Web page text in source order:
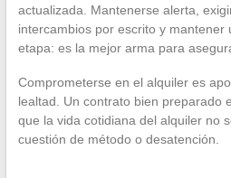
actualizada. Mantenerse alerta,
intercambios por escrito y mantener
etapa: es la mejor arma para
Comprometerse en el alquiler es
lealtad. Un contrato bien preparado
que la vida cotidiana del alquiler no
cuestión de método o desatención.